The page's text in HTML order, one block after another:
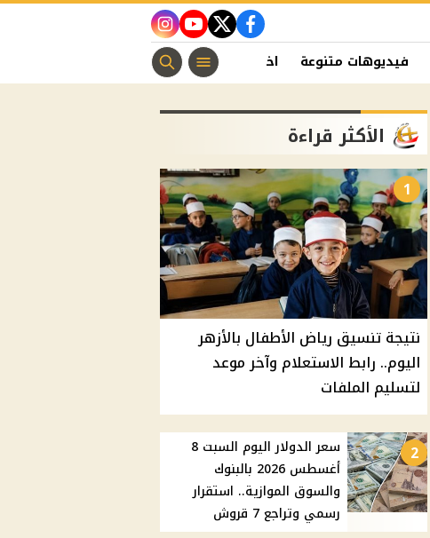
facebook
twitter
youtube
instagram
فيديوهات متنوعة اخبار الفن منوعات مسيحية
الأكثر قراءة
1
نتيجة تنسيق رياض الأطفال بالأزهر
اليوم.. رابط الاستعلام وآخر موعد
لتسليم الملفات
2
سعر الدولار اليوم السبت 8
أغسطس 2026 بالبنوك
والسوق الموازية.. استقرار
رسمي وتراجع 7 قروش